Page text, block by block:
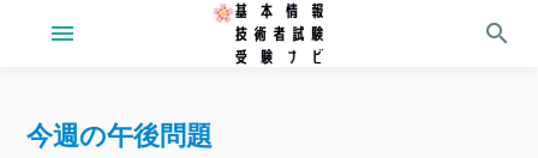
menu search
今週の午後問題